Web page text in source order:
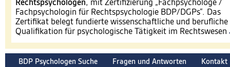
​Rechtspsychologen, mit Zertifizierung „Fachpsychologe /
Fachpsychologin für Rechtspsychologie BDP/DGPs“. Das
Zertifikat belegt fundierte wissenschaftliche und berufliche
Qualifikation für psychologische Tätigkeit im Rechtswesen
BDP Psychologen Suche Fragen und Antworten Kontakt